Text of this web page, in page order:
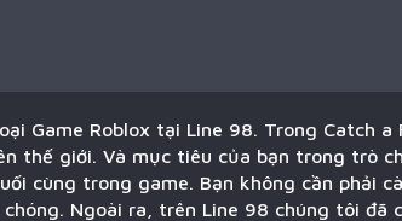
Game Roblox tại Line 98. Trong Catch a
thế giới. Và mục tiêu của bạn trong trò
cùng trong game. Bạn không cần phải
Ngoài ra, trên Line 98 chúng tôi đã